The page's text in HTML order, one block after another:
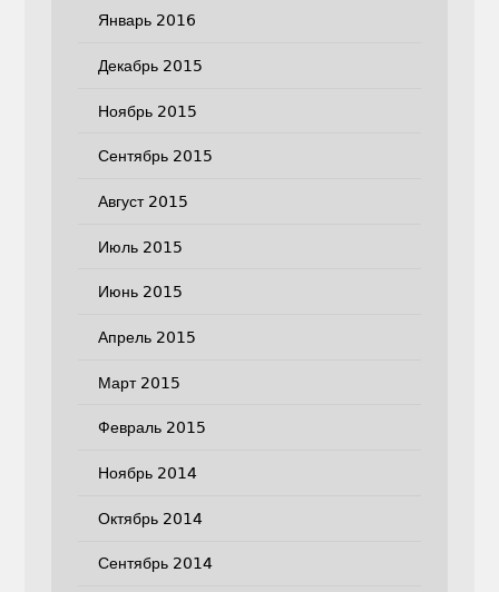
Январь 2016
Декабрь 2015
Ноябрь 2015
Сентябрь 2015
Август 2015
Июль 2015
Июнь 2015
Апрель 2015
Март 2015
Февраль 2015
Ноябрь 2014
Октябрь 2014
Сентябрь 2014